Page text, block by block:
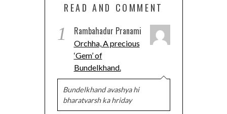
READ AND COMMENT
1 Rambahadur Pranami
Orchha, A precious
‘Gem’ of
Bundelkhand.
Bundelkhand avashya hi
bharatvarsh ka hriday